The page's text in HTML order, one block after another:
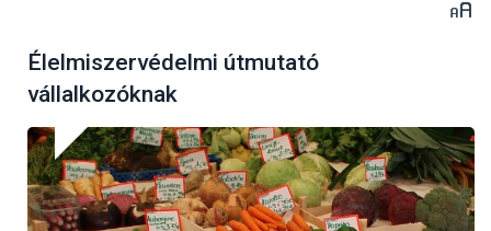
Élelmiszervédelmi útmutató
vállalkozóknak